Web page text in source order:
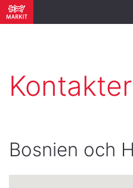
Kontakter
Bosnien och